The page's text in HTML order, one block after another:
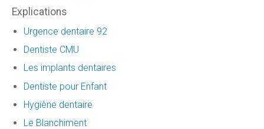
Explications
Urgence dentaire 92
Dentiste CMU
Les implants dentaires
Dentiste pour Enfant
Hygiène dentaire
Le Blanchiment